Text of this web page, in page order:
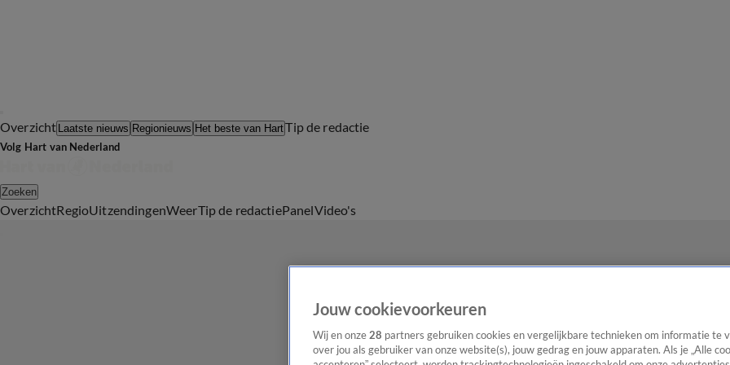
Overzicht Laatste nieuws Regionieuws Het beste van HartTip de redactie
Volg Hart van Nederland
Zoeken
OverzichtRegioUitzendingenWeerTip de redactiePanelVideo's
Jouw cookievoorkeuren
Wij en onze 28 partners gebruiken cookies en vergelijkbare technieken om informatie te
over jou als gebruiker van onze website(s), jouw gedrag en jouw apparaten. Als je „Alle